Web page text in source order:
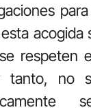
acogida
respeten
tanto, no